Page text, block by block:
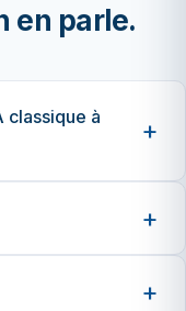
en parle.
classique à